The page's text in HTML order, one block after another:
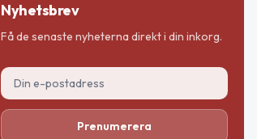
Nyhetsbrev
Få de senaste nyheterna direkt i din inkorg.
Prenumerera